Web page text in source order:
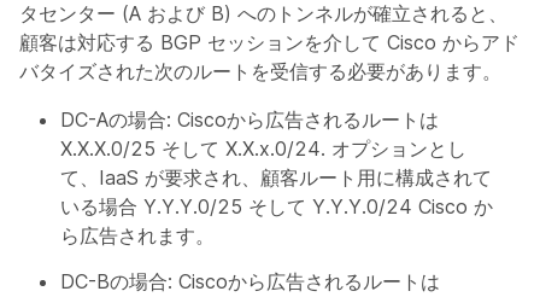
タセンター (A および B) へのトンネルが確立されると、
顧客は対応する BGP セッションを介して Cisco からアド
バタイズされた次のルートを受信する必要があります。
DC-Aの場合: Ciscoから広告されるルートは
X.X.X.0/25 そして X.X.x.0/24. オプションとし
て、IaaS が要求され、顧客ルート用に構成されて
いる場合 Y.Y.Y.0/25 そして Y.Y.Y.0/24 Cisco か
ら広告されます。
DC-Bの場合: Ciscoから広告されるルートは